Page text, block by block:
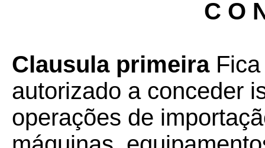
C O
Clausula primeiraFica
autorizado a conceder
operações de